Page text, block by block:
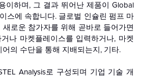
이하며, 그 결과 뛰어난 제품이 Global
스에 속합니다. 글로벌 인슐린 펌프 마
로운 참가자를 위해 곧바로 들어가면
나 마켓플레이스를 입력하거나, 마켓
의 수단을 통해 지배되는지, 기타.
Analysis로 구성되며 기업 기술 개